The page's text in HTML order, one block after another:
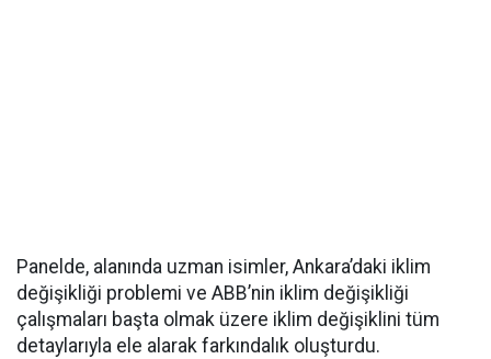
Panelde, alanında uzman isimler, Ankara’daki iklim
değişikliği problemi ve ABB’nin iklim değişikliği
çalışmaları başta olmak üzere iklim değişiklini tüm
detaylarıyla ele alarak farkındalık oluşturdu.